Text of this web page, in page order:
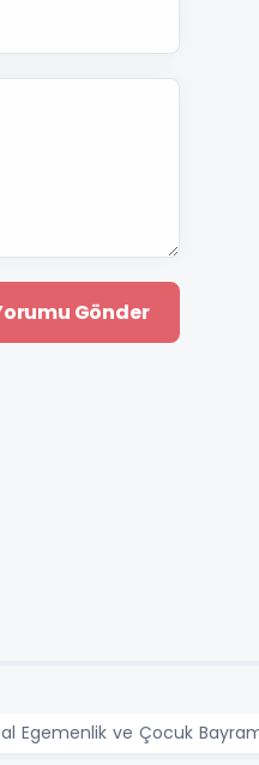
Egemenlik ve Çocuk